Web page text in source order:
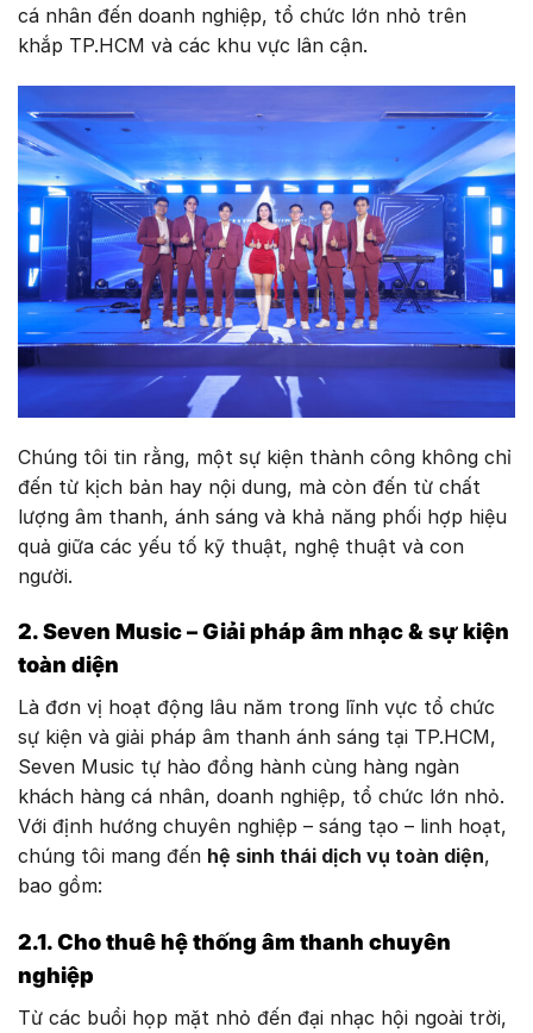
cá nhân đến doanh nghiệp, tổ chức lớn nhỏ trên
khắp TP.HCM và các khu vực lân cận.
Chúng tôi tin rằng, một sự kiện thành công không chỉ
đến từ kịch bản hay nội dung, mà còn đến từ chất
lượng âm thanh, ánh sáng và khả năng phối hợp hiệu
quả giữa các yếu tố kỹ thuật, nghệ thuật và con
người.
2. Seven Music – Giải pháp âm nhạc & sự kiện
toàn diện
Là đơn vị hoạt động lâu năm trong lĩnh vực tổ chức
sự kiện và giải pháp âm thanh ánh sáng tại TP.HCM,
Seven Music tự hào đồng hành cùng hàng ngàn
khách hàng cá nhân, doanh nghiệp, tổ chức lớn nhỏ.
Với định hướng chuyên nghiệp – sáng tạo – linh hoạt,
chúng tôi mang đến hệ sinh thái dịch vụ toàn diện,
bao gồm:
2.1. Cho thuê hệ thống âm thanh chuyên
nghiệp
Từ các buổi họp mặt nhỏ đến đại nhạc hội ngoài trời,